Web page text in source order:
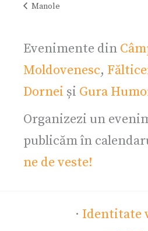
Manole
Evenimente din
Moldovenesc,
Dornei și Gura
Organizezi un
publicăm în
ne de veste!
· Identitate